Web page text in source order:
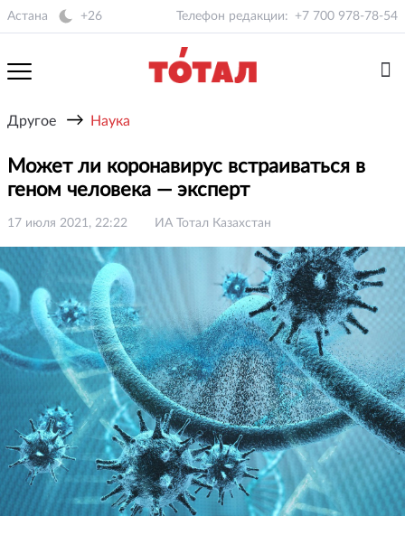
Астана +26 Телефон редакции: +7 700 978-78-54
Другое → Наука
Может ли коронавирус встраиваться в
геном человека — эксперт
17 июля 2021, 22:22 ИА Тотал Казахстан